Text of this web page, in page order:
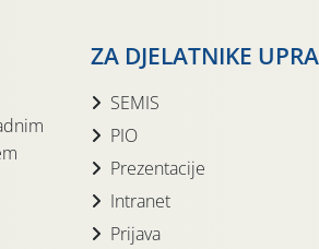
ZA DJELATNIKE
SEMIS
PIO
Prezentacije
Intranet
Prijava